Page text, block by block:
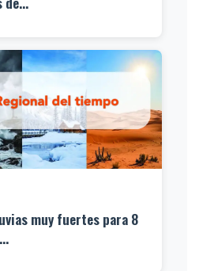
muy fuertes para 8